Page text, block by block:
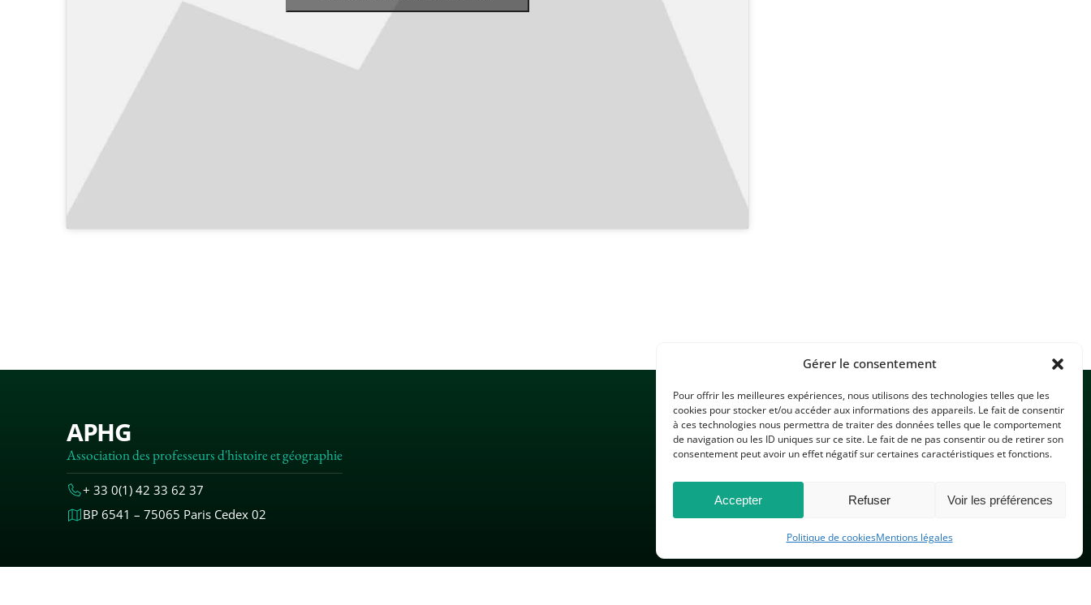
Gérer le consentement
Pour offrir les meilleures expériences, nous utilisons des technologies telles que les
cookies pour stocker et/ou accéder aux informations des appareils. Le fait de consentir
à ces technologies nous permettra de traiter des données telles que le comportement
de navigation ou les ID uniques sur ce site. Le fait de ne pas consentir ou de retirer son
consentement peut avoir un effet négatif sur certaines caractéristiques et fonctions.
Accepter Refuser Voir les préférences
Politique de cookiesMentions légales
APHG
Association des professeurs d'histoire et géographie
+ 33 0(1) 42 33 62 37
BP 6541 – 75065 Paris Cedex 02